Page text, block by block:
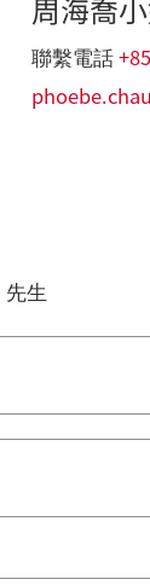
周海喬
聯繫電話
先生